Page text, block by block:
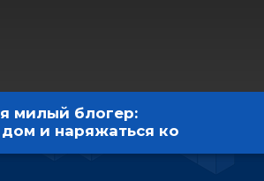
милый блогер:
и наряжаться ко
- для девочек